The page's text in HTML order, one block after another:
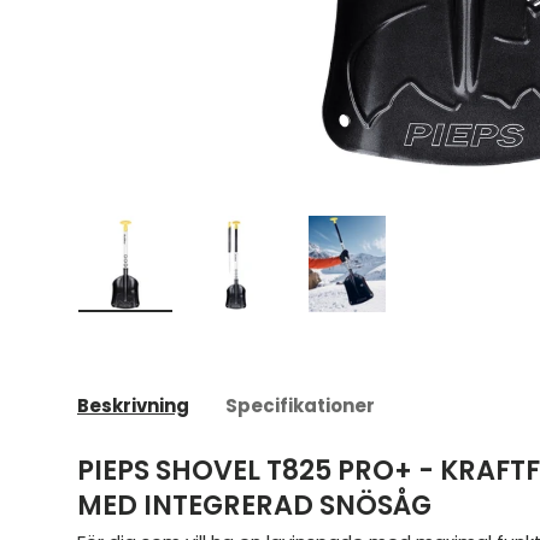
Beskrivning Specifikationer
PIEPS SHOVEL T825 PRO+ -
MED INTEGRERAD SNÖSÅG